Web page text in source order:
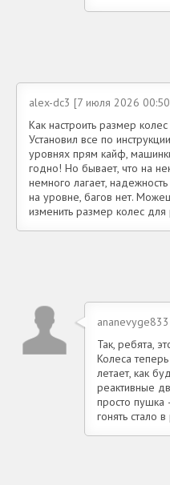
alex-dc3 [7 июля 2026
Как настроить размер
Установил все по
уровнях прям кайф,
годно! Но бывает, что на
немного лагает,
на уровне, багов нет.
изменить размер колес
Так, ребята,
Колеса
летает, как
реактивные
просто пушка
гонять стало